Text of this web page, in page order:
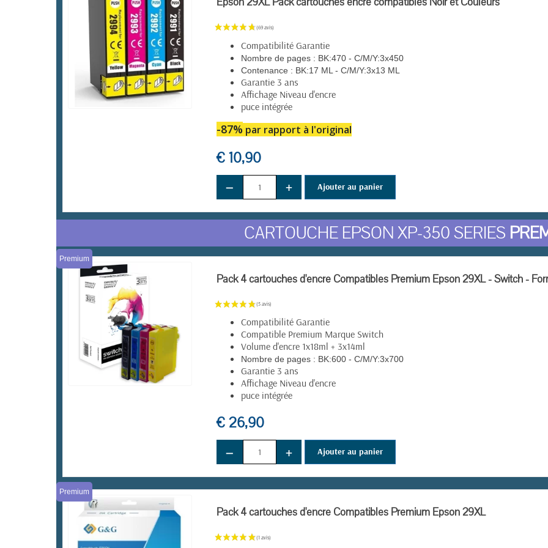
(15 avis)
Compatibilité Garantie
Nombre de pages : BK:470 - C/M/Y:3x450
Contenance : BK:17 ML - C/M/Y:3x13 ML
Garantie 3 ans
Affichage Niveau d'encre
puce intégrée
-87% par rapport à l'original
€ 10,90
− + Ajouter au panier
CARTOUCHE EPSON XP-350 SERIES
Premium
Pack 4 cartouches d'encre Compatibles Premium Epson 29XL - Switch -
Compatibilité Garantie
Compatible Premium Marque Switch
Volume d'encre 1x18ml + 3x14ml
Nombre de pages : BK:600 - C/M/Y:3x700
Garantie 3 ans
Affichage Niveau d'encre
puce intégrée
€ 26,90
− + Ajouter au panier
Premium
Pack 4 cartouches d'encre Compatibles Premium Epson 29XL